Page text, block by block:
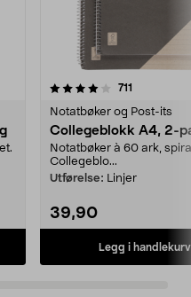
711
Notatbøker og Post-its
Collegeblokk A4, 2-
Notatbøker à 60 ark,
Collegeblo...
Utførelse: Linjer
39,90
Legg i handlekurv
4.5 av 5 stjerner